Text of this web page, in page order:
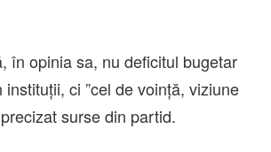
în opinia sa, nu deficitul bugetar
ci ”cel de voinţă, viziune
surse din partid.